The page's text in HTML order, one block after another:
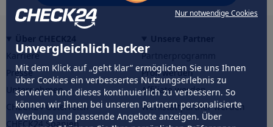
Nur notwendige Cookies
Unvergleichlich lecker
Mit dem Klick auf „geht klar” ermöglichen Sie uns Ihnen
über Cookies ein verbessertes Nutzungserlebnis zu
servieren und dieses kontinuierlich zu verbessern. So
können wir Ihnen bei unseren Partnern personalisierte
Werbung und passende Angebote anzeigen. Über
Karriere
Presse
Unternehmen
CHECK24 Österreich
CHECK24 Spanien
Partnerprogramm
Profi werden
Affiliate werden
Werkstattpartner werden